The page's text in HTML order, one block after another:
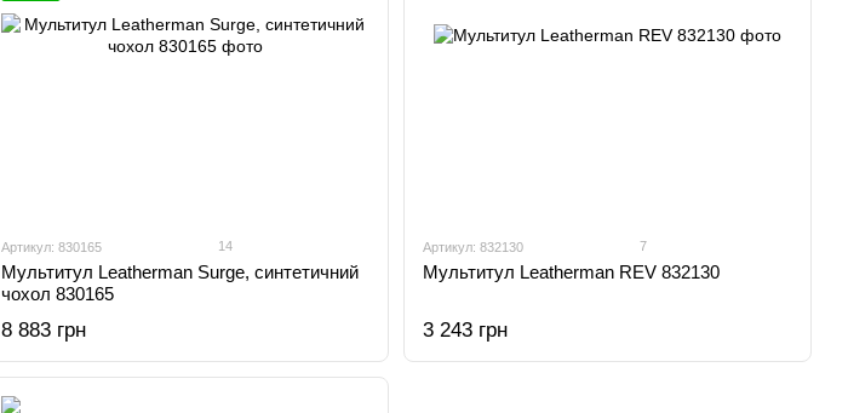
Артикул: 830165 14
Мультитул Leatherman Surge, синтетичний
чохол 830165
8 883 грн
Артикул: 832130 7
Мультитул Leatherman REV 832130
3 243 грн